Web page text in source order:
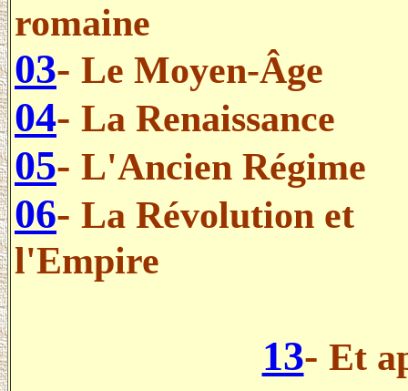
romaine
03- Le Moyen-Âge
04- La Renaissance
05- L'Ancien Régime
06- La Révolution et
l'Empire
13- Et